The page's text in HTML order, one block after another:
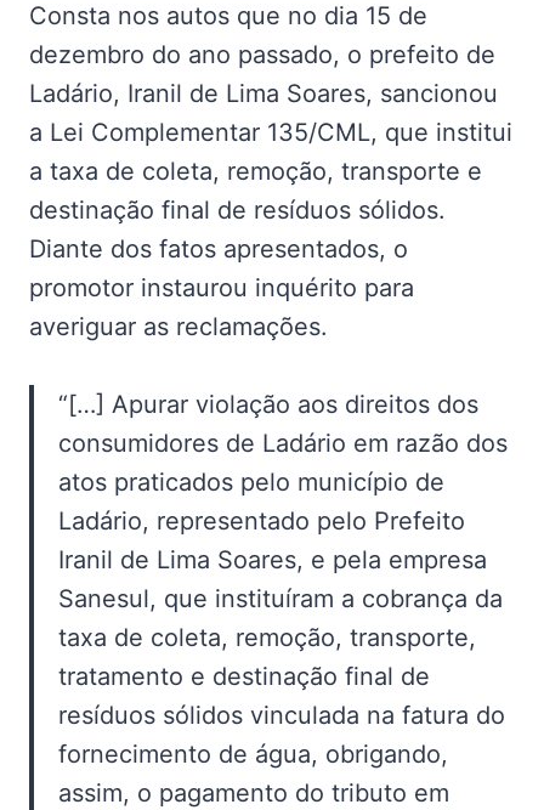
Consta nos autos que no dia 15 de
dezembro do ano passado, o prefeito de
Ladário, Iranil de Lima Soares, sancionou
a Lei Complementar 135/CML, que institui
a taxa de coleta, remoção, transporte e
destinação final de resíduos sólidos.
Diante dos fatos apresentados, o
promotor instaurou inquérito para
averiguar as reclamações.
“[…] Apurar violação aos direitos dos
consumidores de Ladário em razão dos
atos praticados pelo município de
Ladário, representado pelo Prefeito
Iranil de Lima Soares, e pela empresa
Sanesul, que instituíram a cobrança da
taxa de coleta, remoção, transporte,
tratamento e destinação final de
resíduos sólidos vinculada na fatura do
fornecimento de água, obrigando,
assim, o pagamento do tributo em